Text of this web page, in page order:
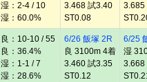
湿：2-4 / 10
湿：60.0%
3.468 試3.40
ST0.08
3.685
良：10-10 / 55
良：36.4%
湿：1-1 / 7
湿：28.6%
6/26 飯塚 2R
良 3100m 4着
3.460 試3.35
ST0.12
6/25
湿
3.668